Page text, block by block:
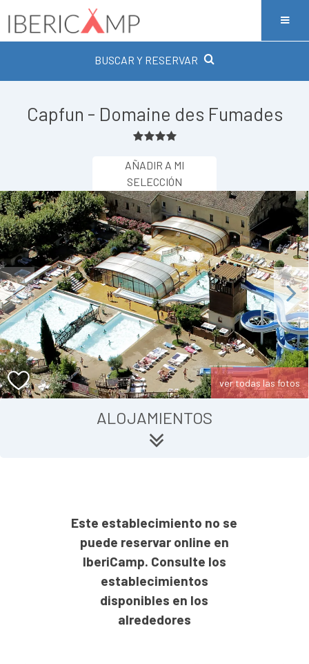
BUSCAR Y RESERVAR
Capfun - Domaine des Fumades
AÑADIR A MI
SELECCIÓN
Next
ver todas las fotos
ALOJAMIENTOS
Este establecimiento no se
puede reservar online en
IberiCamp. Consulte los
establecimientos
disponibles en los
alrededores